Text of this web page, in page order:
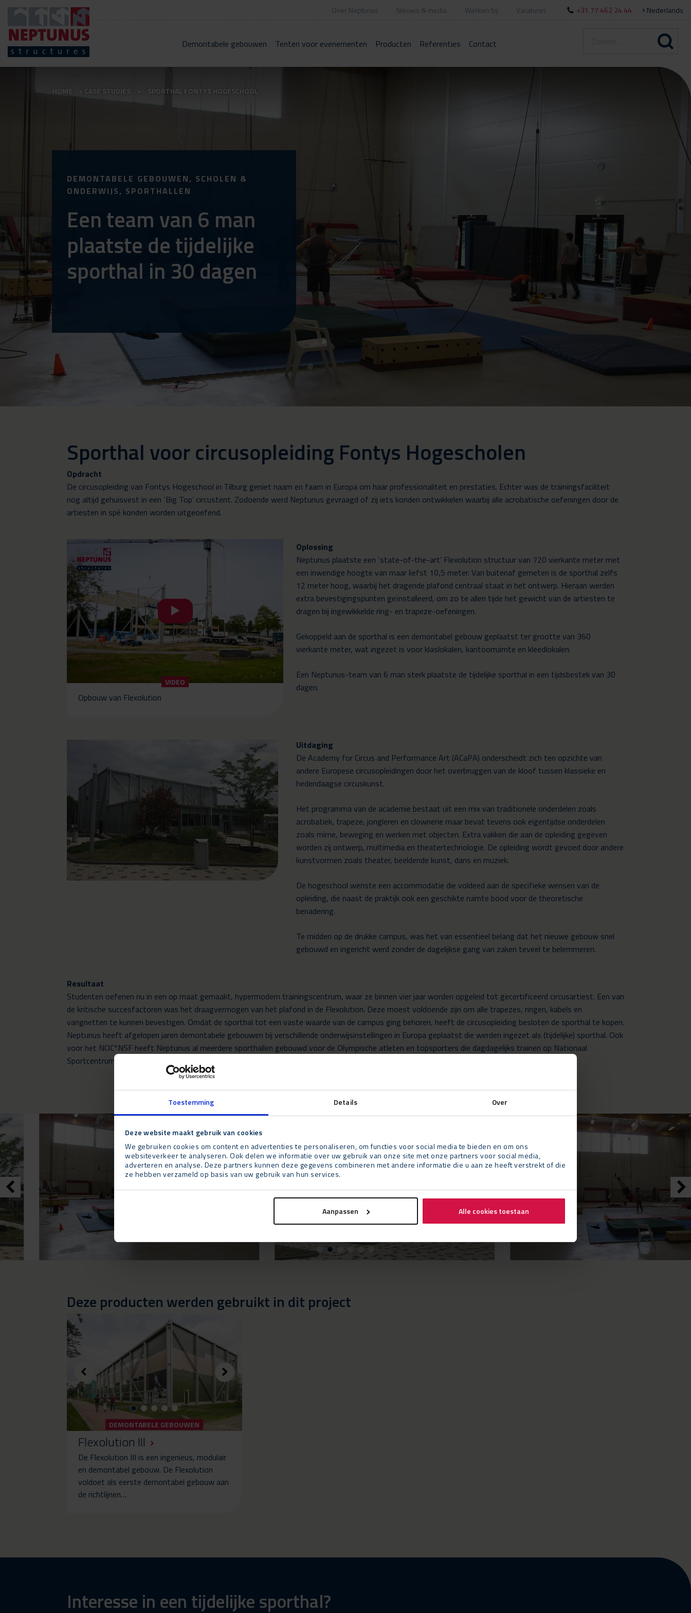
Toestemming Details Over
Deze website maakt gebruik van cookies
We gebruiken cookies om content en advertenties te personaliseren, om functies voor social media te bieden en om ons
websiteverkeer te analyseren. Ook delen we informatie over uw gebruik van onze site met onze partners voor social media,
adverteren en analyse. Deze partners kunnen deze gegevens combineren met andere informatie die u aan ze heeft verstrekt of die
ze hebben verzameld op basis van uw gebruik van hun services.
Aanpassen Alle cookies toestaan
Over Neptunus Nieuws & media Werken bij Vacatures +31 77 462 24 44 Nederlands
Demontabele gebouwen Tenten voor evenementen Producten Referenties Contact
HOME CASE STUDIES SPORTHAL FONTYS HOGESCHOOL
DEMONTABELE GEBOUWEN, SCHOLEN &
ONDERWIJS, SPORTHALLEN
Een team van 6 man
plaatste de tijdelijke
sporthal in 30 dagen
Sporthal voor circusopleiding Fontys Hogescholen
Opdracht
De circusopleiding van Fontys Hogeschool in Tilburg geniet naam en faam in Europa om haar professionaliteit en prestaties. Echter was de trainingsfaciliteit
nog altijd gehuisvest in een ‘Big Top’ circustent. Zodoende werd Neptunus gevraagd of zij iets konden ontwikkelen waarbij alle acrobatische oefeningen door de
artiesten in spé konden worden uitgeoefend.
VIDEO
Opbouw van Flexolution
Oplossing
Neptunus plaatste een ‘state-of-the-art’ Flexolution structuur van 720 vierkante meter met
een inwendige hoogte van maar liefst 10,5 meter. Van buitenaf gemeten is de sporthal zelfs
12 meter hoog, waarbij het dragende plafond centraal staat in het ontwerp. Hieraan werden
extra bevestigingspunten geïnstalleerd, om zo te allen tijde het gewicht van de artiesten te
dragen bij ingewikkelde ring- en trapeze-oefeningen.
Gekoppeld aan de sporthal is een demontabel gebouw geplaatst ter grootte van 360
vierkante meter, wat ingezet is voor klaslokalen, kantoorruimte en kleedlokalen.
Een Neptunus-team van 6 man sterk plaatste de tijdelijke sporthal in een tijdsbestek van 30
dagen.
Uitdaging
De Academy for Circus and Performance Art (ACaPA) onderscheidt zich ten opzichte van
andere Europese circusopleidingen door het overbruggen van de kloof tussen klassieke en
hedendaagse circuskunst.
Het programma van de academie bestaat uit een mix van traditionele onderdelen zoals
acrobatiek, trapeze, jongleren en clownerie maar bevat tevens ook eigentijdse onderdelen
zoals mime, beweging en werken met objecten. Extra vakken die aan de opleiding gegeven
worden zij ontwerp, multimedia en theatertechnologie. De opleiding wordt gevoed door andere
kunstvormen zoals theater, beeldende kunst, dans en muziek.
De hogeschool wenste een accommodatie die voldeed aan de specifieke wensen van de
opleiding, die naast de praktijk ook een geschikte ruimte bood voor de theoretische
benadering.
Te midden op de drukke campus, was het van essentieel belang dat het nieuwe gebouw snel
gebouwd en ingericht werd zonder de dagelijkse gang van zaken teveel te belemmeren.
Resultaat
Studenten oefenen nu in een op maat gemaakt, hypermodern trainingscentrum, waar ze binnen vier jaar worden opgeleid tot gecertificeerd circusartiest. Een van
de kritische succesfactoren was het draagvermogen van het plafond in de Flexolution. Deze moest voldoende zijn om alle trapezes, ringen, kabels en
vangnetten te kunnen bevestigen. Omdat de sporthal tot een vaste waarde van de campus ging behoren, heeft de circusopleiding besloten de sporthal te kopen.
Neptunus heeft afgelopen jaren demontabele gebouwen bij verschillende onderwijsinstellingen in Europa geplaatst die werden ingezet als (tijdelijke) sporthal. Ook
voor het NOC*NSF heeft Neptunus al meerdere sporthallen gebouwd voor de Olympische atleten en topsporters die dagdagelijks trainen op Nationaal
Sportcentrum Papendal.
Deze producten werden gebruikt in dit project
DEMONTABELE GEBOUWEN
Flexolution III
De Flexolution III is een ingenieus, modulair
en demontabel gebouw. De Flexolution
voldoet als eerste demontabel gebouw aan
de richtlijnen…
Interesse in een tijdelijke sporthal?